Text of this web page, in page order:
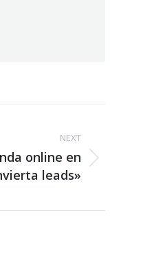
NEXT
online en
leads»